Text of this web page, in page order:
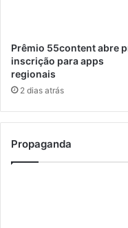
c
o
t
i
d
i
a
o
Prêmio 55content abre
inscrição para apps
regionais
2 dias atrás
Propaganda